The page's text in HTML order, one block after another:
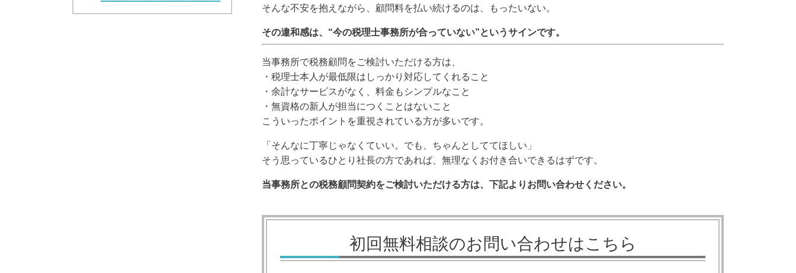
そんな不安を抱えながら、顧問料を払い続けるのは、もったいない。
その違和感は、“今の税理士事務所が合っていない”というサインです。
当事務所で税務顧問をご検討いただける方は、
・税理士本人が最低限はしっかり対応してくれること
・余計なサービスがなく、料金もシンプルなこと
・無資格の新人が担当につくことはないこと
こういったポイントを重視されている方が多いです。
「そんなに丁寧じゃなくていい。でも、ちゃんとしててほしい」
そう思っているひとり社長の方であれば、無理なくお付き合いできるはずです。
当事務所との税務顧問契約をご検討いただける方は、下記よりお問い合わせください。
初回無料相談のお問い合わせはこちら